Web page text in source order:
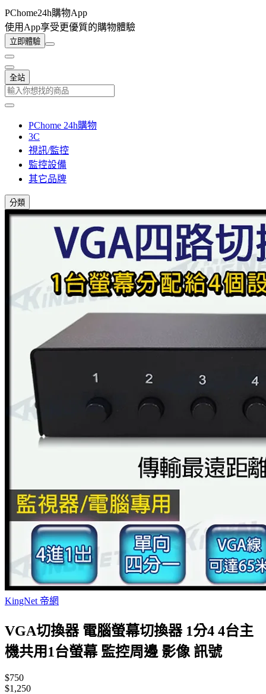
PChome24h購物App
使用App享受更優質的購物體驗
立即體驗
全站
PChome 24h購物
3C
視訊/監控
監控設備
其它品牌
分類
KingNet 帝網
VGA切換器 電腦螢幕切換器 1分4 4台主
機共用1台螢幕 監控周邊 影像 訊號
$750
$1,250